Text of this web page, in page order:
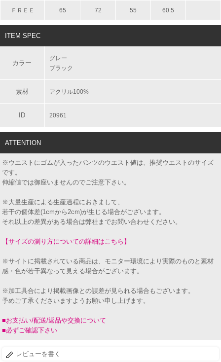
ＦＲＥＥ 65 72 55 60.5
ITEM SPEC
カラー
グレー
ブラック
素材 アクリル100%
ID 20961
ATTENTION
※ウエストにゴムが入ったパンツのウエスト値は、推奨ウエストのサイズ
です。
伸縮値では御座いませんのでご注意下さい。
※大量生産による生産過程におきまして、
若干の個体差(1cmから2cm)が生じる場合がございます。
それ以上の差異がある場合は弊社までお問い合わせください。
【サイズの測り方についての詳細はこちら】
※サイトに掲載されている商品は、モニター環境により実際のものと素材
感・色が若干異なって見える場合がございます。
※加工具合により掲載画像との誤差が見られる場合もございます。
予めご了承くださいますようお願い申し上げます。
■お支払い/配送/返品や交換について
■必ずご確認下さい
レビューを書く